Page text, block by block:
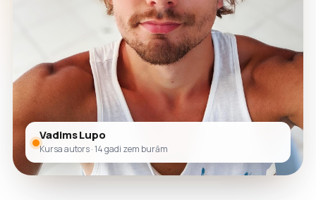
Vadims Lupo
Kursa autors · 14 gadi zem burām